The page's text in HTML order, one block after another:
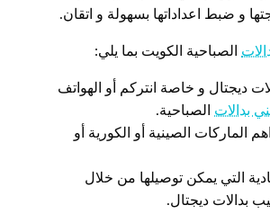
و ضبط اعداداتها بسهولة و اتقان.
الصباحية الكويت بما يلي:
ديجتال و خاصة انتركم أو الهواتف
بدالات الصباحية.
الماركات الصينية أو الكورية أو
التي يمكن توصيلها من خلال
بدالات ديجتال.